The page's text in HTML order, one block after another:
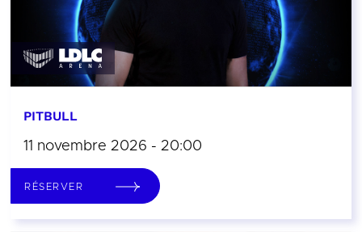
PITBULL
11 novembre 2026 - 20:00
RÉSERVER